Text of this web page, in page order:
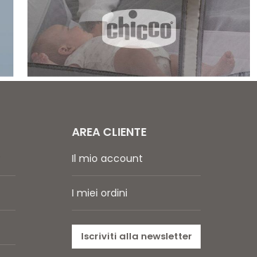
AREA CLIENTE
Il mio account
I miei ordini
Iscriviti alla newsletter